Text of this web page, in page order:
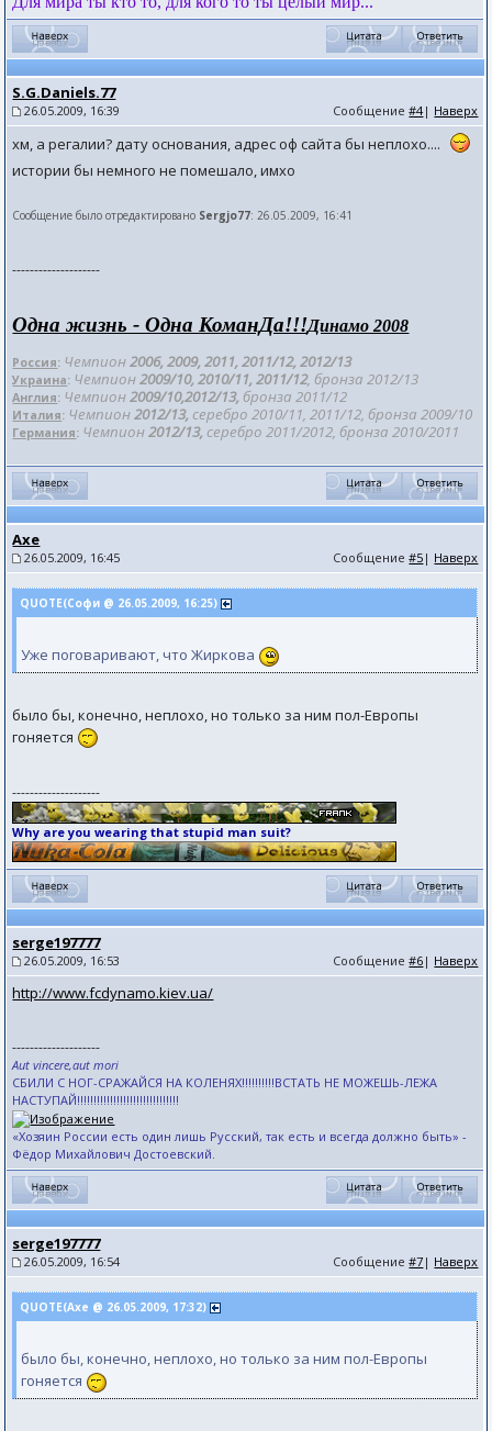
S.G.Daniels.77
26.05.2009, 16:39 Сообщение#4| Наверх
хм, а регалии? дату основания, адрес оф сайта бы неплохо....
истории бы немного не помешало, имхо
Сообщение было отредактировано Sergjo77: 26.05.2009, 16:41
--------------------
Одна жизнь - Одна КоманДа!!!Динамо 2008
Россия: Чемпион2006, 2009, 2011, 2011/12, 2012/13
Украина: Чемпион2009/10, 2010/11, 2011/12, бронза 2012/13
Англия: Чемпион2009/10,2012/13, бронза 2011/12
Италия: Чемпион2012/13, серебро 2010/11, 2011/12, бронза 2009/10
Германия: Чемпион2012/13, серебро 2011/2012, бронза 2010/2011
Axe
26.05.2009, 16:45 Сообщение#5 | Наверх
QUOTE(Софи @ 26.05.2009, 16:25)
Уже поговаривают, что Жиркова
было бы, конечно, неплохо, но только за ним пол-Европы
гоняется
--------------------
Why are you wearing that stupid man suit?
serge197777
26.05.2009, 16:53 Сообщение#6 | Наверх
http://www.fcdynamo.kiev.ua/
--------------------
Aut vincere,aut mori
СБИЛИ С НОГ-СРАЖАЙСЯ НА КОЛЕНЯХ!!!!!!!!!!ВСТАТЬ НЕ МОЖЕШЬ-ЛЕЖА
НАСТУПАЙ!!!!!!!!!!!!!!!!!!!!!!!!!!!!!!!
«Хозяин России есть один лишь Русский, так есть и всегда должно быть» -
Фёдор Михайлович Достоевский.
serge197777
26.05.2009, 16:54 Сообщение#7 | Наверх
QUOTE(Axe @ 26.05.2009, 17:32)
было бы, конечно, неплохо, но только за ним пол-Европы
гоняется